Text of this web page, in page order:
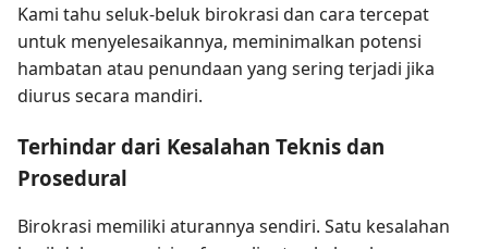
Kami tahu seluk-beluk birokrasi dan cara tercepat
untuk menyelesaikannya, meminimalkan potensi
hambatan atau penundaan yang sering terjadi jika
diurus secara mandiri.
Terhindar dari Kesalahan Teknis dan
Prosedural
Birokrasi memiliki aturannya sendiri. Satu kesalahan